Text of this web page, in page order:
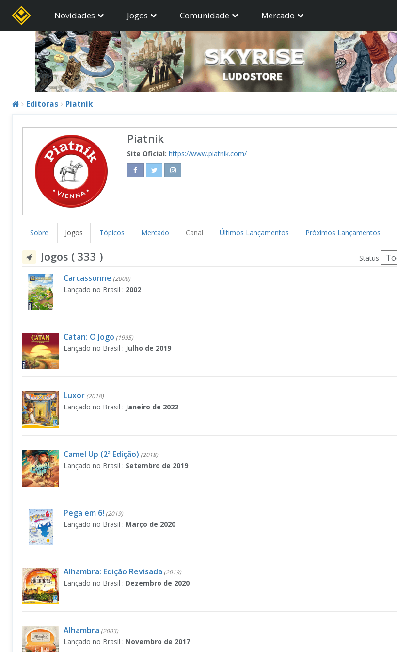
Novidades Jogos Comunidade Mercado
Editoras Piatnik
Piatnik
Site Oficial: https://www.piatnik.com/
Sobre Jogos Tópicos Mercado Canal Últimos Lançamentos Próximos Lançamentos
Jogos ( 333 ) Status
Carcassonne (2000)
Lançado no Brasil : 2002
Catan: O Jogo (1995)
Lançado no Brasil : Julho de 2019
Luxor (2018)
Lançado no Brasil : Janeiro de 2022
Camel Up (2ª Edição) (2018)
Lançado no Brasil : Setembro de 2019
Pega em 6! (2019)
Lançado no Brasil : Março de 2020
Alhambra: Edição Revisada (2019)
Lançado no Brasil : Dezembro de 2020
Alhambra (2003)
Lançado no Brasil : Novembro de 2017